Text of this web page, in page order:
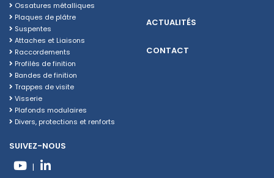
Ossatures métalliques
Plaques de plâtre
Suspentes
Attaches et Liaisons
Raccordements
Profilés de finition
Bandes de finition
Trappes de visite
Visserie
Plafonds modulaires
Divers, protections et renforts
ACTUALITÉS
CONTACT
SUIVEZ-NOUS
|